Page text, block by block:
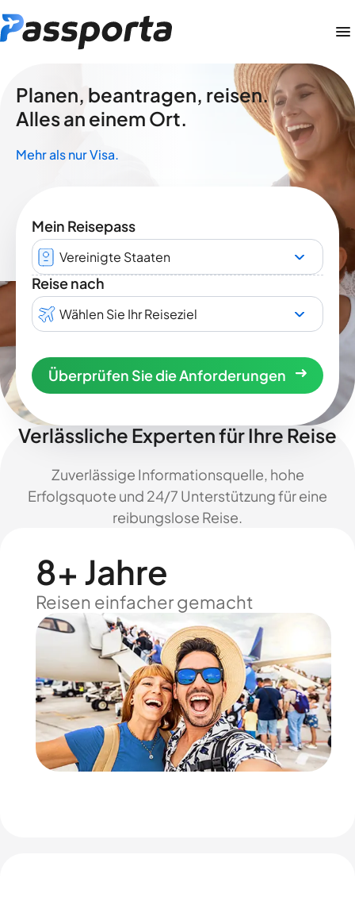
Planen, beantragen, reisen.
Alles an einem Ort.
Mehr als nur Visa.
Mein Reisepass
Vereinigte Staaten
Reise nach
Wählen Sie Ihr Reiseziel
Überprüfen Sie die Anforderungen
Verlässliche Experten für Ihre Reise
Zuverlässige Informationsquelle, hohe
Erfolgsquote und 24/7 Unterstützung für eine
reibungslose Reise.
8+ Jahre
Reisen einfacher gemacht